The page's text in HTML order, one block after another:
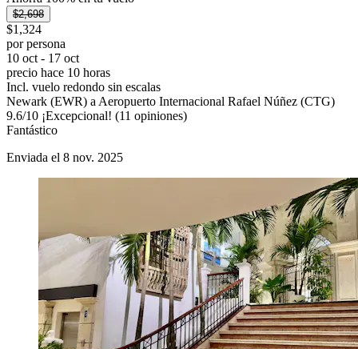
$2,698
$1,324
por persona
10 oct - 17 oct
precio hace 10 horas
Incl. vuelo redondo sin escalas
Newark (EWR) a Aeropuerto Internacional Rafael Núñez (CTG)
9.6/10 ¡Excepcional! (11 opiniones)
Fantástico
Enviada el 8 nov. 2025